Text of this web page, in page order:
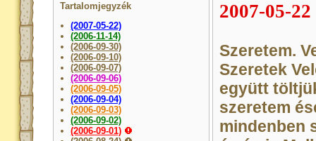
Tartalomjegyzék
(2007-05-22)
(2006-11-14)
(2006-09-30)
(2006-09-10)
(2006-09-07)
(2006-09-06)
(2006-09-05)
(2006-09-04)
(2006-09-03)
(2006-09-02)
(2006-09-01)
2007-05-22
Szeretem.
Szeretek
együtt
szeretem
mindenben